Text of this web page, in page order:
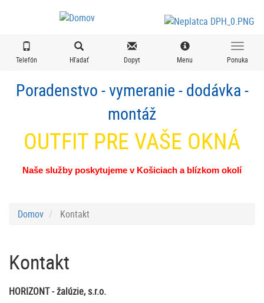
Telefón Hľadať Dopyt Menu Ponuka
Poradenstvo - vymeranie - dodávka -
montáž
OUTFIT PRE VAŠE OKNÁ
Naše služby poskytujeme v Košiciach a blízkom okolí
Domov Kontakt
Kontakt
HORIZONT - žalúzie, s.r.o.